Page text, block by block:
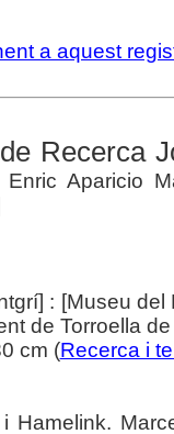
a aquest
Recerca
Aparicio
: [Museu
de Torroella
cm (Recerca i
Hamelink.